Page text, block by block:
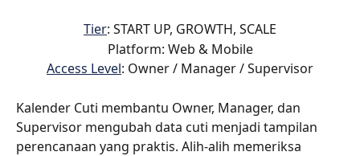
Tier: START UP, GROWTH, SCALE
Platform: Web & Mobile
Access Level: Owner / Manager / Supervisor
Kalender Cuti membantu Owner, Manager, dan
Supervisor mengubah data cuti menjadi tampilan
perencanaan yang praktis. Alih-alih memeriksa